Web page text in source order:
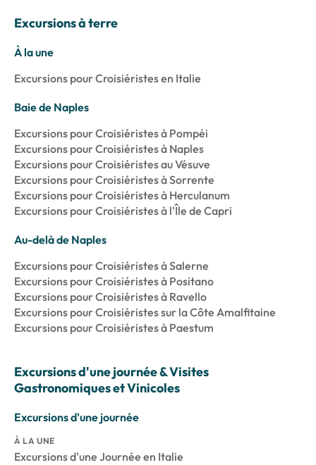
Excursions à terre
À la une
Excursions pour Croisiéristes en Italie
Baie de Naples
Excursions pour Croisiéristes à Pompéi
Excursions pour Croisiéristes à Naples
Excursions pour Croisiéristes au Vésuve
Excursions pour Croisiéristes à Sorrente
Excursions pour Croisiéristes à Herculanum
Excursions pour Croisiéristes à l'Île de Capri
Au-delà de Naples
Excursions pour Croisiéristes à Salerne
Excursions pour Croisiéristes à Positano
Excursions pour Croisiéristes à Ravello
Excursions pour Croisiéristes sur la Côte Amalfitaine
Excursions pour Croisiéristes à Paestum
Excursions d'une journée & Visites
Gastronomiques et Vinicoles
Excursions d'une journée
À LA UNE
Excursions d'une Journée en Italie